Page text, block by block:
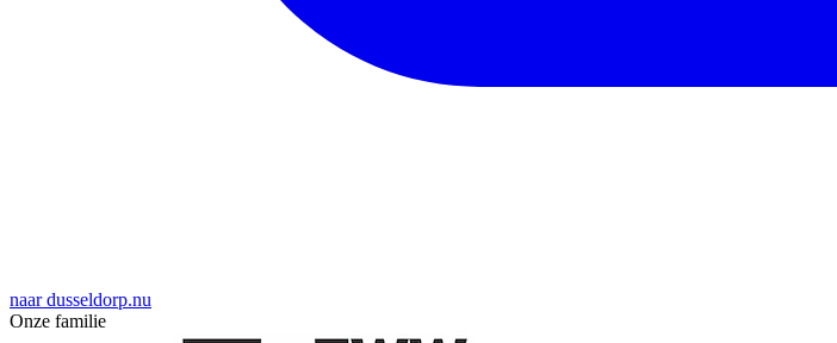
naar dusseldorp.nu
Onze familie